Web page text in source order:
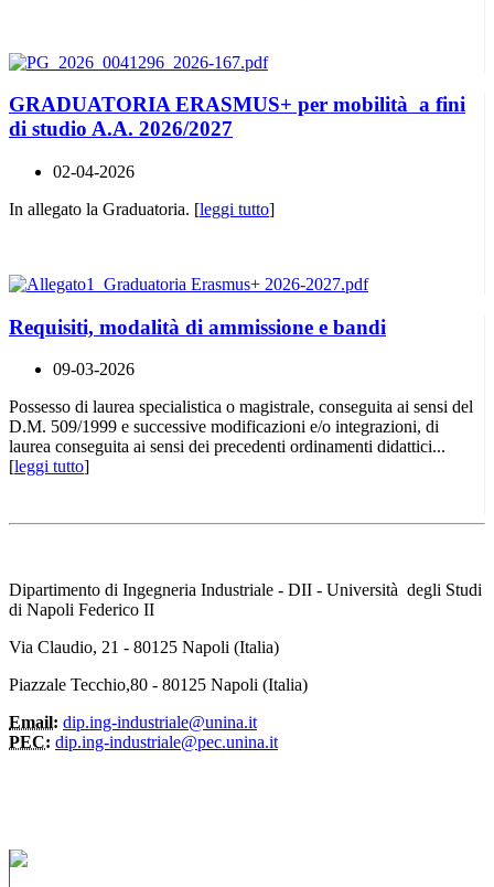
GRADUATORIA ERASMUS+ per mobilità a fini
di studio A.A. 2026/2027
02-04-2026
In allegato la Graduatoria. [leggi tutto]
Requisiti, modalità di ammissione e bandi
09-03-2026
Possesso di laurea specialistica o magistrale, conseguita ai sensi del
D.M. 509/1999 e successive modificazioni e/o integrazioni, di
laurea conseguita ai sensi dei precedenti ordinamenti didattici...
[leggi tutto]
Dipartimento di Ingegneria Industriale - DII - Università degli Studi
di Napoli Federico II
Via Claudio, 21 - 80125 Napoli (Italia)
Piazzale Tecchio,80 - 80125 Napoli (Italia)
Email: dip.ing-industriale@unina.it
PEC: dip.ing-industriale@pec.unina.it